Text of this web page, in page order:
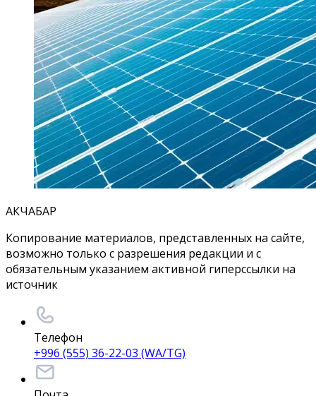
АКЧАБАР
Копирование материалов, представленных на сайте,
возможно только с разрешения редакции и с
обязательным указанием активной гиперссылки на
источник
Телефон
+996 (555) 36-22-03 (WA/TG)